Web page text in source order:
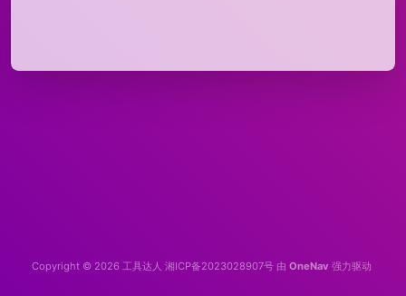
Copyright © 2026 工具达人 湘ICP备2023028907号 由 OneNav 强力驱动